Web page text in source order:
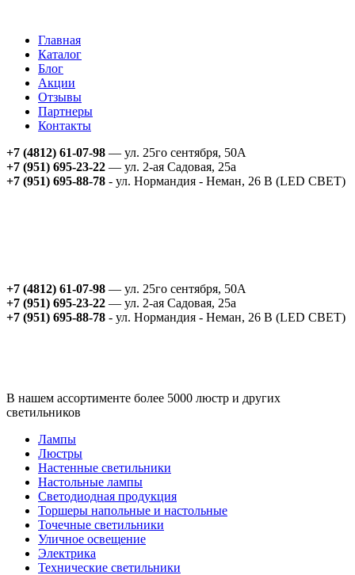
Главная
Каталог
Блог
Акции
Отзывы
Партнеры
Контакты
+7 (4812) 61-07-98 — ул. 25го сентября, 50А
+7 (951) 695-23-22 — ул. 2-ая Садовая, 25а
+7 (951) 695-88-78 - ул. Нормандия - Неман, 26 В (LED СВЕТ)
+7 (4812) 61-07-98 — ул. 25го сентября, 50А
+7 (951) 695-23-22 — ул. 2-ая Садовая, 25а
+7 (951) 695-88-78 - ул. Нормандия - Неман, 26 В (LED СВЕТ)
В нашем ассортименте более 5000 люстр и других
светильников
Лампы
Люстры
Настенные светильники
Настольные лампы
Светодиодная продукция
Торшеры напольные и настольные
Точечные светильники
Уличное освещение
Электрика
Технические светильники